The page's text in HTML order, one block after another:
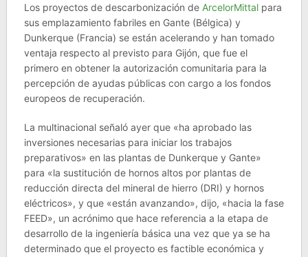
Los proyectos de descarbonización de ArcelorMittalpara
sus emplazamiento fabriles en Gante (Bélgica) y
Dunkerque (Francia) se están acelerando y han tomado
ventaja respecto al previsto para Gijón, que fue el
primero en obtener la autorización comunitaria para la
percepción de ayudas públicas con cargo a los fondos
europeos de recuperación.
La multinacional señaló ayer que «ha aprobado las
inversiones necesarias para iniciar los trabajos
preparativos» en las plantas de Dunkerque y Gante»
para «la sustitución de hornos altos por plantas de
reducción directa del mineral de hierro (DRI) y hornos
eléctricos», y que «están avanzando», dijo, «hacia la fase
FEED», un acrónimo que hace referencia a la etapa de
desarrollo de la ingeniería básica una vez que ya se ha
determinado que el proyecto es factible económica y